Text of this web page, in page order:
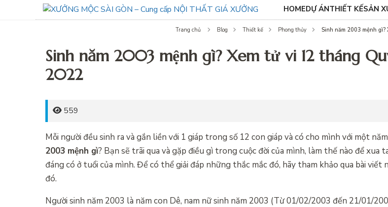
HOMEDỰ ÁNTHIẾT KẾSẢN
Trang chủ Blog Thiết kế Phong thủy Sinh năm 2003 mệnh
Sinh năm 2003 mệnh gì? Xem tử vi 12 tháng
2022
559
Mỗi người đều sinh ra và gắn liền với 1 giáp trong số 12 con giáp và có cho mình với một
2003 mệnh gì? Bạn sẽ trãi qua và gặp điều gì trong cuộc đời của mình, làm thế nào để xua
đáng có ở tuổi của mình. Để có thể giải đáp những thắc mắc đó, hãy tham khảo qua bài viết
đó.
Người sinh năm 2003 là năm con Dê, nam nữ sinh năm 2003 (Từ 01/02/2003 đến 21/01/